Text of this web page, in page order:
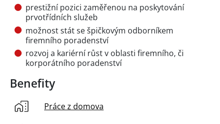
prestižní pozici zaměřenou na poskytování
prvotřídních služeb
možnost stát se špičkovým odborníkem
firemního poradenství
rozvoj a kariérní růst v oblasti firemního, či
korporátního poradenství
Benefity
Práce z domova